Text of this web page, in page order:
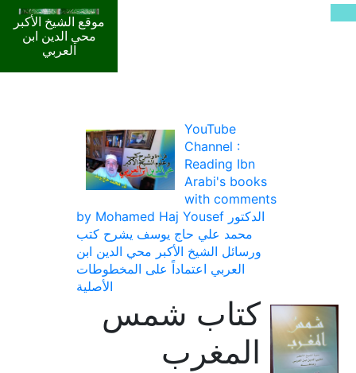
موقع الشيخ الأكبر
محي الدين ابن
العربي
YouTube
Channel :
Reading Ibn
Arabi's books
with comments
by Mohamed Haj Yousef الدكتور
محمد علي حاج يوسف يشرح كتب
ورسائل الشيخ الأكبر محي الدين ابن
العربي اعتماداً على المخطوطات
الأصلية
كتاب شمس
المغرب